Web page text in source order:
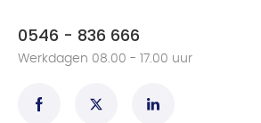
0546 - 836 666
Werkdagen 08.00 - 17.00 uur